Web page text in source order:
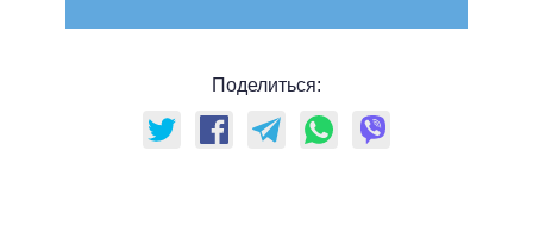
Поделиться: